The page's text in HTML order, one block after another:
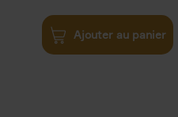
Ajouter au panier